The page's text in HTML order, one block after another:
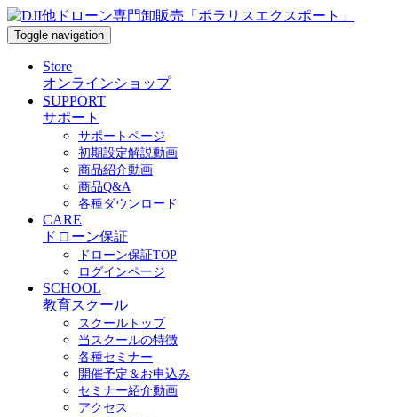
Toggle navigation
Store
オンラインショップ
SUPPORT
サポート
サポートページ
初期設定解説動画
商品紹介動画
商品Q&A
各種ダウンロード
CARE
ドローン保証
ドローン保証TOP
ログインページ
SCHOOL
教育スクール
スクールトップ
当スクールの特徴
各種セミナー
開催予定＆お申込み
セミナー紹介動画
アクセス